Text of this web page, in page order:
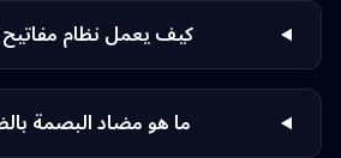
كيف يعمل نظام مفاتيح API؟
ما هو مضاد البصمة